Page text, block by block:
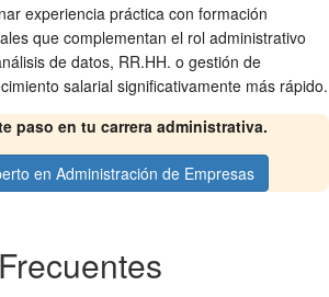
experiencia práctica con formación
que complementan el rol administrativo
de datos, RR.HH. o gestión de
salarial significativamente más rápido.
paso en tu carrera administrativa.
en Administración de Empresas